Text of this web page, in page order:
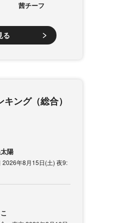
茜チーフ
る
ング（総合）
陽
2026年8月15日(土) 夜9: